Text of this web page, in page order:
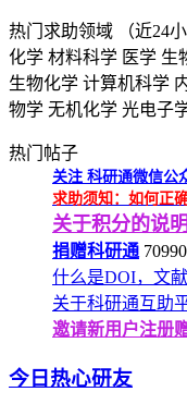
热门求助领域
（近24
化学 材料科学 医学 生
生物化学 计算机科学
物学 无机化学 光电子
热门帖子
关注 科研通微信公
求助须知：如何正
关于积分的说明
捐赠科研通
什么是DOI，文
关于科研通互助
邀请新用户注册
今日热心研友